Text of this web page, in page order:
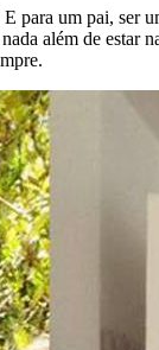
para um pai,
além de estar